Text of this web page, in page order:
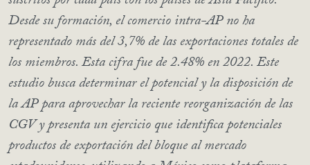
Desde su formación, el comercio intra-AP no ha
representado más del 3,7% de las exportaciones totales de
los miembros. Esta cifra fue de 2.48% en 2022. Este
estudio busca determinar el potencial y la disposición de
la AP para aprovechar la reciente reorganización de las
CGV y presenta un ejercicio que identifica potenciales
productos de exportación del bloque al mercado